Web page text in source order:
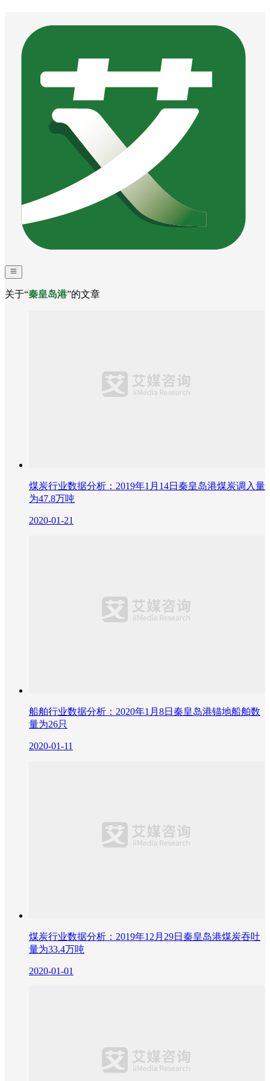
关于“秦皇岛港”的文章
煤炭行业数据分析：2019年1月14日秦皇岛港煤炭调入量
为47.8万吨
2020-01-21
船舶行业数据分析：2020年1月8日秦皇岛港锚地船舶数
量为26只
2020-01-11
煤炭行业数据分析：2019年12月29日秦皇岛港煤炭吞吐
量为33.4万吨
2020-01-01